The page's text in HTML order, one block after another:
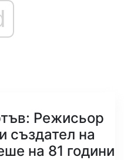
Режисьор
създател на
на 81 години